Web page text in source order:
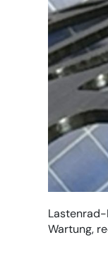
Lastenrad-
Wartung,